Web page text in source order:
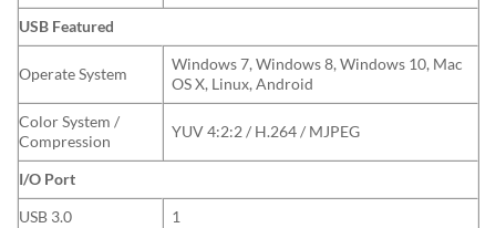
USB Featured
Operate System
Windows 7, Windows 8, Windows 10, Mac
OS X, Linux, Android
Color System /
Compression
YUV 4:2:2 / H.264 / MJPEG
I/O Port
USB 3.0
1